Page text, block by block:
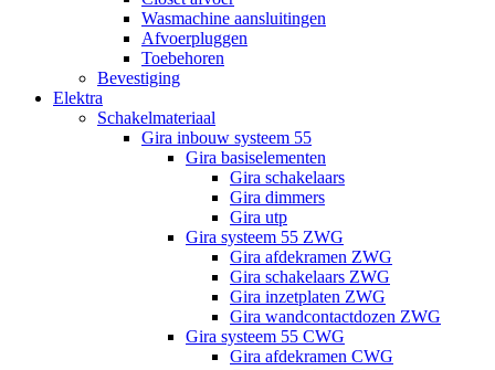
Wasmachine aansluitingen
Afvoerpluggen
Toebehoren
Bevestiging
Elektra
Schakelmateriaal
Gira inbouw systeem 55
Gira basiselementen
Gira schakelaars
Gira dimmers
Gira utp
Gira systeem 55 ZWG
Gira afdekramen ZWG
Gira schakelaars ZWG
Gira inzetplaten ZWG
Gira wandcontactdozen ZWG
Gira systeem 55 CWG
Gira afdekramen CWG